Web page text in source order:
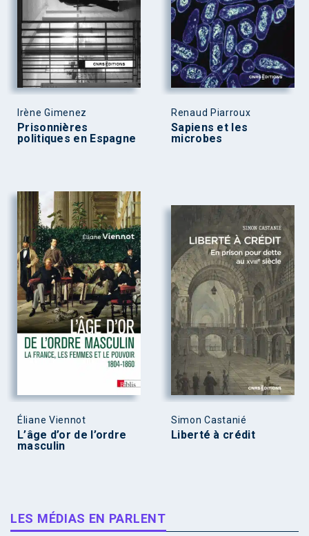
Irène Gimenez
Prisonnières
politiques en Espagne
Renaud Piarroux
Sapiens et les
microbes
Éliane Viennot
L’âge d’or de l’ordre
masculin
Simon Castanié
Liberté à crédit
LES MÉDIAS EN PARLENT